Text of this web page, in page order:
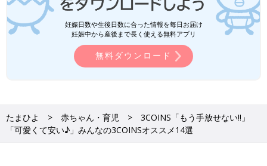
妊娠日数や生後日数に合った情報を毎日お届け
妊娠中から産後まで長く使える無料アプリ
無料ダウンロード
たまひよ 赤ちゃん・育児
3COINS「もう手放せない‼」
「可愛くて安い♪」みんなの3COINSオススメ14選